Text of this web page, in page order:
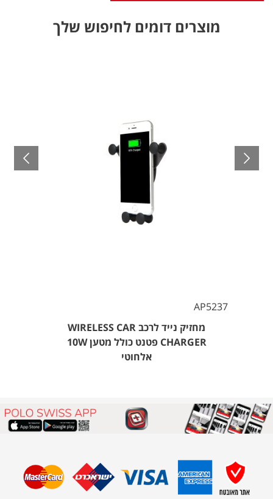
מוצרים דומים לחיפוש שלך
AP5237
מחזיק נייד לרכב WIRELESS CAR
CHARGER פטנט כולל מטען 10W
אלחוטי